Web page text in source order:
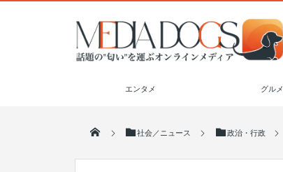
エンタメ グルメ
社会／ニュース 政治・行政